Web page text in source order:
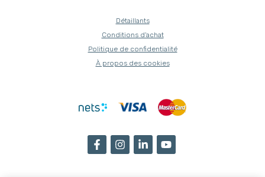
Détaillants
Conditions d'achat
Politique de confidentialité
À propos des cookies